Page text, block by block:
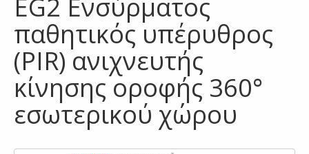
EG2 Ενσύρματος
παθητικός υπέρυθρος
(PIR) ανιχνευτής
κίνησης οροφής 360°
εσωτερικού χώρου